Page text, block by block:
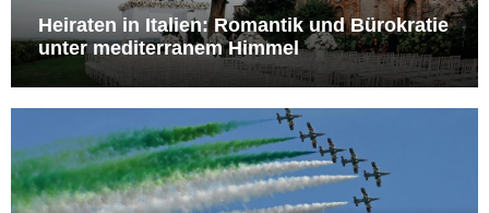
Heiraten in Italien: Romantik und Bürokratie
unter mediterranem Himmel